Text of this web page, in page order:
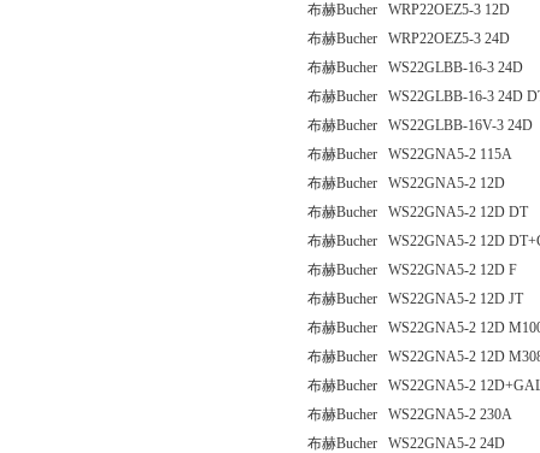
布赫Bucher WRP22OEZ5-3 12D
布赫Bucher WRP22OEZ5-3 24D
布赫Bucher WS22GLBB-16-3 24D
布赫Bucher WS22GLBB-16-3 24D
布赫Bucher WS22GLBB-16V-3 24D
布赫Bucher WS22GNA5-2 115A
布赫Bucher WS22GNA5-2 12D
布赫Bucher WS22GNA5-2 12D DT
布赫Bucher WS22GNA5-2 12D
布赫Bucher WS22GNA5-2 12D F
布赫Bucher WS22GNA5-2 12D JT
布赫Bucher WS22GNA5-2 12D
布赫Bucher WS22GNA5-2 12D
布赫Bucher WS22GNA5-2
布赫Bucher WS22GNA5-2 230A
布赫Bucher WS22GNA5-2 24D